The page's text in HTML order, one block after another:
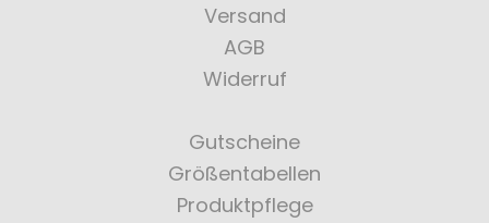
Versand
AGB
Widerruf
Gutscheine
Größentabellen
Produktpflege